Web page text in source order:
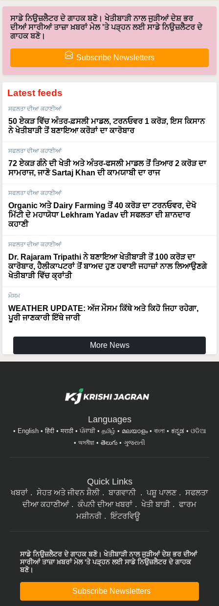
ਦੀਆਂ ਸਾਰੀਆਂ ਤਾਜ਼ਾ ਖ਼ਬਰਾਂ ਮੇਲ 'ਤੇ ਪੜ੍ਹਨ ਲਈ ਸਾਡੇ ਨਿਉਜ਼ਲੈਟਰ ਦੇ
ਗਾਹਕ ਬਣੋ।
Latest feeds
ਸਫਲਤਾ ਦੀਆ ਕਹਾਣੀਆਂ
50 ਏਕੜ ਵਿੱਚ ਅੰਤਰ-ਫ਼ਸਲੀ ਮਾਡਲ, ਟਰਨਓਵਰ 1 ਕਰੋੜ, ਇਸ ਕਿਸਾਨ
ਨੇ ਖੇਤੀਬਾੜੀ ਤੋਂ ਬਣਾਇਆ ਕਰੋੜਾਂ ਦਾ ਕਾਰੋਬਾਰ
72 ਏਕੜ ਗੰਨੇ ਦੀ ਖੇਤੀ ਅਤੇ ਅੰਤਰ-ਫਸਲੀ ਮਾਡਲ ਤੋਂ ਤਿਆਰ 2 ਕਰੋੜ ਦਾ
ਸਾਮਰਾਜ, ਜਾਣੋ Sartaj Khan ਦੀ ਕਾਮਯਾਬੀ ਦਾ ਰਾਜ
ਸਫਲਤਾ ਦੀਆ ਕਹਾਣੀਆਂ
Organic ਅਤੇ Dairy Farming ਤੋਂ 40 ਕਰੋੜ ਦਾ ਟਰਨਓਵਰ, ਦੇਖੋ
ਮਿੱਟੀ ਦੇ ਮਹਾਯੋਧਾ Lekhram Yadav ਦੀ ਸਫਲਤਾ ਦੀ ਸ਼ਾਨਦਾਰ
ਕਹਾਣੀ
Dr. Rajaram Tripathi ਨੇ ਬਣਾਇਆ ਖੇਤੀਬਾੜੀ ਤੋਂ 100 ਕਰੋੜ ਦਾ
ਕਾਰੋਬਾਰ, ਹੈਲੀਕਾਪਟਰਾਂ ਤੋਂ ਬਾਅਦ ਹੁਣ ਹਵਾਈ ਜਹਾਜ਼ਾਂ ਨਾਲ ਲਿਆਉਣਗੇ
ਖੇਤੀਬਾੜੀ ਵਿੱਚ ਕ੍ਰਾਂਤੀ
WEATHER UPDATE: ਅੱਜ ਮੌਸਮ ਕਿੱਥੇ ਅਤੇ ਕਿਹੋ ਜਿਹਾ ਰਹੇਗਾ,
ਪੂਰੀ ਜਾਣਕਾਰੀ ਇੱਥੇ ਜਾਰੀ
ਪੰਜਾਬੀ தமிழ் മലയാളം
অসমীয়া
తెలుగు ગુજરાતી
ਸੇਹਤ ਅਤੇ ਜੀਵਨ ਸ਼ੈਲੀ ਬਾਗਵਾਨੀ
ਦੀਆ ਕਹਾਣੀਆਂ
ਕੰਪਨੀ ਦੀਆ ਖਬਰਾਂ ਖੇਤੀ ਬਾੜੀ
ਫਾਰਮ
ਮਸ਼ੀਨਰੀ
ਇੰਟਰਵਿਊ
ਸਾਰੀਆਂ ਤਾਜ਼ਾ ਖ਼ਬਰਾਂ ਮੇਲ 'ਤੇ ਪੜ੍ਹਨ ਲਈ ਸਾਡੇ ਨਿਉਜ਼ਲੈਟਰ ਦੇ ਗਾਹਕ
ਬਣੋ।